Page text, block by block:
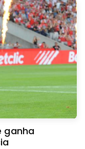
ganha